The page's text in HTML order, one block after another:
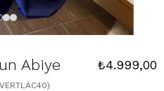
Abiye ₺4.999,00